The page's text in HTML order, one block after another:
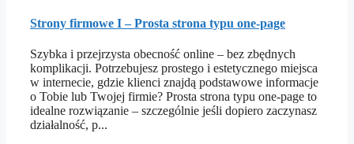
Strony firmowe I – Prosta strona typu one-page
Szybka i przejrzysta obecność online – bez zbędnych
komplikacji. Potrzebujesz prostego i estetycznego miejsca
w internecie, gdzie klienci znajdą podstawowe informacje
o Tobie lub Twojej firmie? Prosta strona typu one-page to
idealne rozwiązanie – szczególnie jeśli dopiero zaczynasz
działalność, p...